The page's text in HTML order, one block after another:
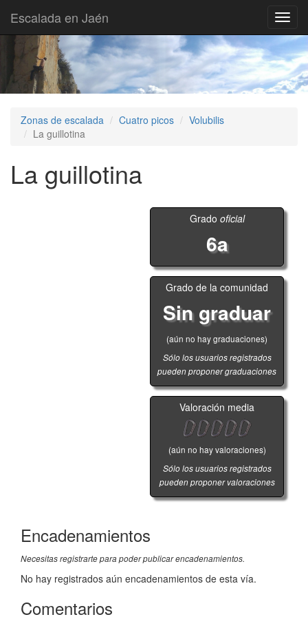
Escalada en Jaén
Zonas de escalada Cuatro picos
Volubilis
La guillotina
La guillotina
Grado oficial
6a
Grado de la comunidad
Sin graduar
(aún no hay graduaciones)
Sólo los usuarios registrados
pueden proponer graduaciones
Valoración media
(aún no hay valoraciones)
Sólo los usuarios registrados
pueden proponer valoraciones
Encadenamientos
Necesitas registrarte para poder publicar encadenamientos.
No hay registrados aún encadenamientos de esta vía.
Comentarios